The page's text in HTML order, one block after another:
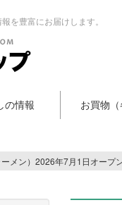
を豊富にお届けします。
の情報 お買物
メン）2026年7月1日オープ